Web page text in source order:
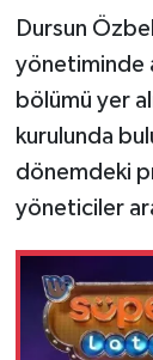
Dursun
yönetiminde
bölümü yer
kurulunda
dönemdeki
yöneticiler